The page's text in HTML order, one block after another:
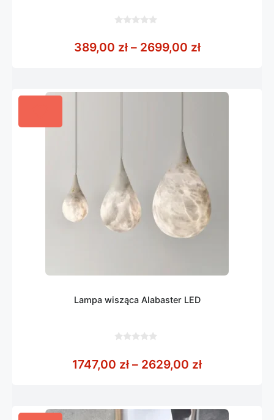
5
389,00 zł – 2699,00 złZakres cen:
Lampa wisząca Alabaster LED
5
1747,00 zł – 2629,00 złZakres cen: